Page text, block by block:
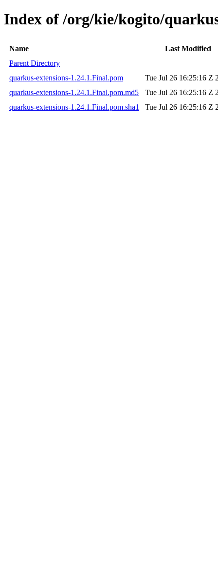
Index of /org/kie/kogito/
Name
Last Modified
Parent Directory
quarkus-extensions-1.24.1.Final.pom
Tue Jul 26 16:25:16 Z
quarkus-extensions-1.24.1.Final.pom.md5
Tue Jul 26 16:25:16 Z
quarkus-extensions-1.24.1.Final.pom.sha1
Tue Jul 26 16:25:16 Z